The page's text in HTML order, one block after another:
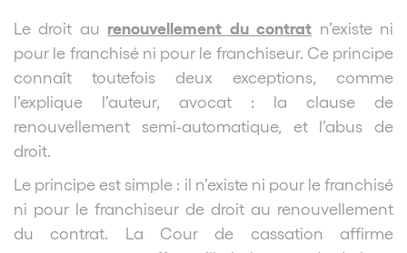
Le droit au renouvellement du contrat n’existe ni
pour le franchisé ni pour le franchiseur. Ce principe
connaît toutefois deux exceptions, comme
l’explique l’auteur, avocat : la clause de
renouvellement semi-automatique, et l’abus de
droit.
Le principe est simple : il n’existe ni pour le franchisé
ni pour le franchiseur de droit au renouvellement
du contrat. La Cour de cassation affirme